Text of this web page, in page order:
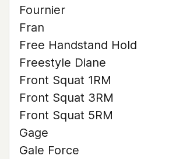
Fournier
Fran
Free Handstand Hold
Freestyle Diane
Front Squat 1RM
Front Squat 3RM
Front Squat 5RM
Gage
Gale Force